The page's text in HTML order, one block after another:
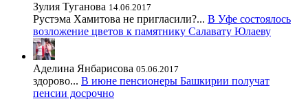
Зулия Туганова 14.06.2017
Рустэма Хамитова не пригласили?... В Уфе состоялось
возложение цветов к памятнику Салавату Юлаеву
Аделина Янбарисова 05.06.2017
здорово... В июне пенсионеры Башкирии получат
пенсии досрочно